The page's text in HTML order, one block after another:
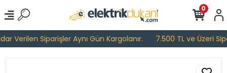
Verilen Siparişler Aynı Gün Kargolanır. 7.500 TL ve Üzeri
0